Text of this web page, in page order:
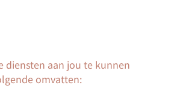
diensten aan jou te kunnen
omvatten: